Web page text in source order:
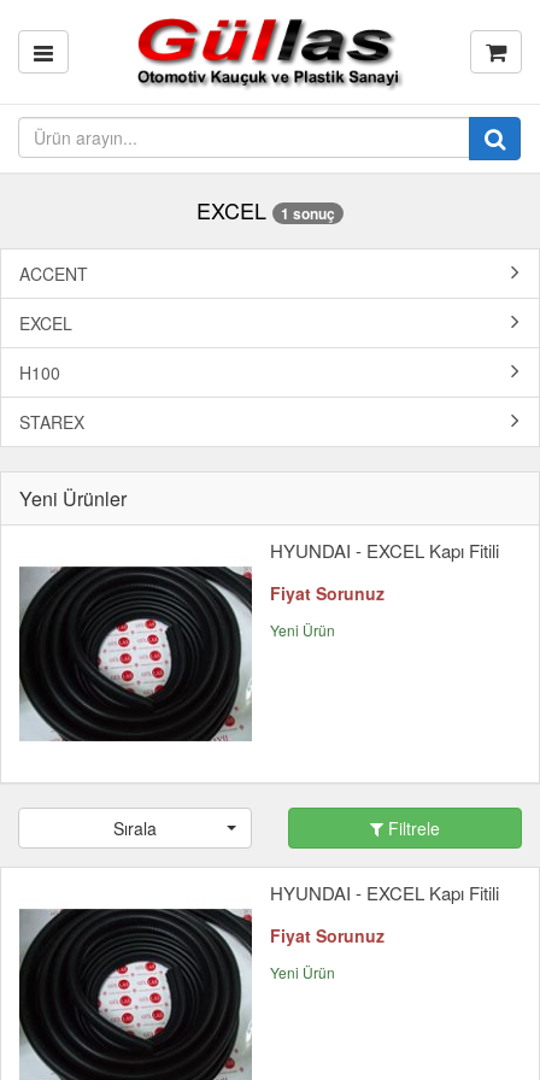
EXCEL 1 sonuç
ACCENT
EXCEL
H100
STAREX
Yeni Ürünler
HYUNDAI - EXCEL Kapı Fitili
Fiyat Sorunuz
Yeni Ürün
Sırala Filtrele
HYUNDAI - EXCEL Kapı Fitili
Fiyat Sorunuz
Yeni Ürün